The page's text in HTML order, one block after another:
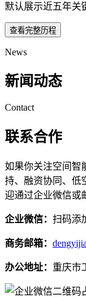
默认展示近五年关
查看完整历程
News
新闻动态
Contact
联系合作
如果你关注空间智
持、融资协同、低
迎通过企业微信或
企业微信： 扫码添
商务邮箱：
办公地址： 重庆市